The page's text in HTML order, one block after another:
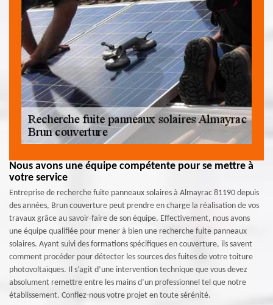
Nous avons une équipe compétente pour se mettre à
votre service
Entreprise de recherche fuite panneaux solaires à Almayrac 81190 depuis
des années, Brun couverture peut prendre en charge la réalisation de vos
travaux grâce au savoir-faire de son équipe. Effectivement, nous avons
une équipe qualifiée pour mener à bien une recherche fuite panneaux
solaires. Ayant suivi des formations spécifiques en couverture, ils savent
comment procéder pour détecter les sources des fuites de votre toiture
photovoltaïques. Il s’agit d’une intervention technique que vous devez
absolument remettre entre les mains d’un professionnel tel que notre
établissement. Confiez-nous votre projet en toute sérénité.